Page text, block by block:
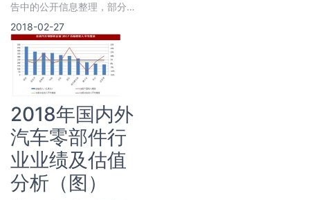
告中的公开信息整理，部分汽
车系统的零部件此前完全依赖
进口，
2018-02-27
2018年国内外
汽车零部件行
业业绩及估值
分析（图）